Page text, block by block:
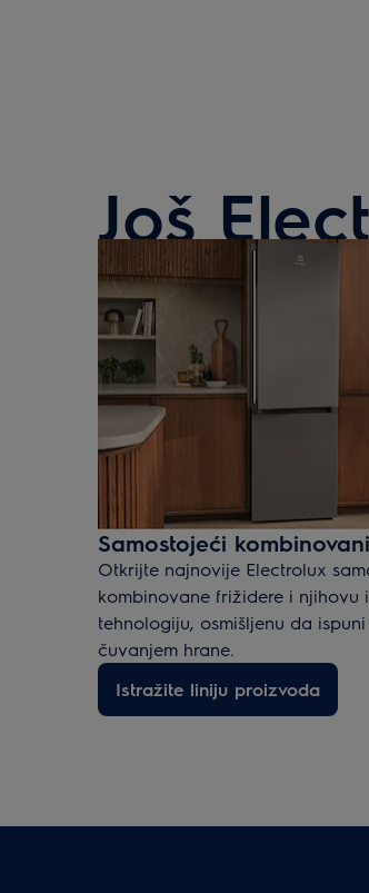
Još
Samostojeći
Otkrijte najnovije Electrolux
kombinovane frižidere i njihovu
tehnologiju, osmišljenu da
čuvanjem hrane.
Istražite liniju proizvoda